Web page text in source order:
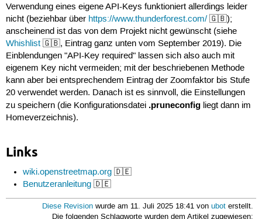
Verwendung eines eigene API-Keys funktioniert allerdings leider
nicht (beziehbar über https://www.thunderforest.com/🇬🇧);
anscheinend ist das von dem Projekt nicht gewünscht (siehe
Whishlist🇬🇧, Eintrag ganz unten vom September 2019). Die
Einblendungen "API-Key required" lassen sich also auch mit
eigenem Key nicht vermeiden; mit der beschriebenen Methode
kann aber bei entsprechendem Eintrag der Zoomfaktor bis Stufe
20 verwendet werden. Danach ist es sinnvoll, die Einstellungen
zu speichern (die Konfigurationsdatei .pruneconfigliegt dann im
Homeverzeichnis).
Links
wiki.openstreetmap.org 🇩🇪
Benutzeranleitung 🇩🇪
Diese Revision wurde am 11. Juli 2025 18:41 vonubot erstellt.
Die folgenden Schlagworte wurden dem Artikel zugewiesen: